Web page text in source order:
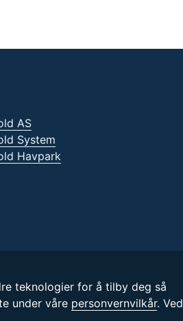
AS
System
Havpark
teknologier for å tilby deg så
under våre personvernvilkår. Ved